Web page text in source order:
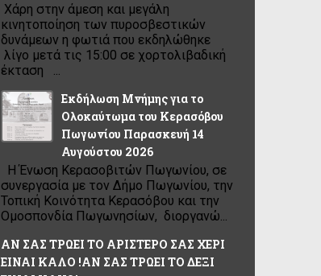
Χάρη στην άμεση και μεγάλη
κινητοποίηση των πυροσβεστικών
δυνάμεων η φωτιά που εκδηλώθηκε
λίγο μετά τις 15:00 σε χορτολιβαδική
έκταση ...
Εκδήλωση Μνήμης για το
Ολοκαύτωμα του Κερασόβου
Πωγωνίου Παρασκευή 14
Αυγούστου 2026
Η Ένωση Κερασοβιτών Πωγωνίου, σε
συνεργασία με τον Δήμο Πωγωνίου, την
Τοπική Κοινότητα Κερασόβου και την
Ομοσπονδία Πωγωνησίων, διοργανώ...
ΑΝ ΣΑΣ ΤΡΩΕΙ ΤΟ ΑΡΙΣΤΕΡΟ ΣΑΣ ΧΕΡΙ
ΕΙΝΑΙ ΚΑΛΟ !ΑΝ ΣΑΣ ΤΡΩΕΙ ΤΟ ΔΕΞΙ